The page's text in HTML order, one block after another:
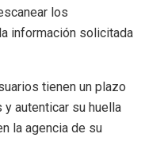
los
información solicitada
tienen un plazo
autenticar su huella
la agencia de su